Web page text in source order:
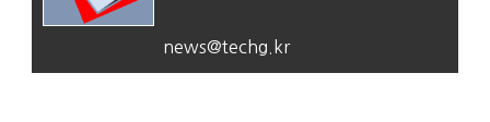
news@techg.kr